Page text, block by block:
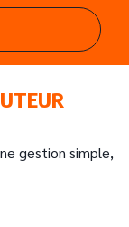
gestion simple,